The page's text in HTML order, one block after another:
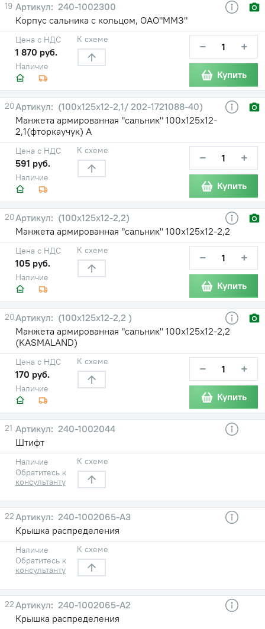
19
240-1002300
Корпус сальника с кольцом, ОАО"ММЗ"
Наличие
Цена с НДС
1 870 руб.
К схеме − +
Купить
20
(100х125х12-2,1/ 202-1721088-40)
Манжета армированная "сальник" 100х125х12-
2,1(фторкаучук) А
Наличие
Цена с НДС
591 руб.
К схеме − +
Купить
20
(100х125х12-2,2)
Манжета армированная "сальник" 100х125х12-2,2
Наличие
Цена с НДС
105 руб.
К схеме − +
Купить
20
(100х125х12-2,2 )
Манжета армированная "сальник" 100х125х12-2,2
(KASMALAND)
Наличие
Цена с НДС
170 руб.
К схеме − +
Купить
21
240-1002044
Штифт
Наличие
Обратитесь к
консультанту
К схеме
22
240-1002065-А3
Крышка распределения
Наличие
Обратитесь к
консультанту
К схеме
22
240-1002065-А2
Крышка распределения